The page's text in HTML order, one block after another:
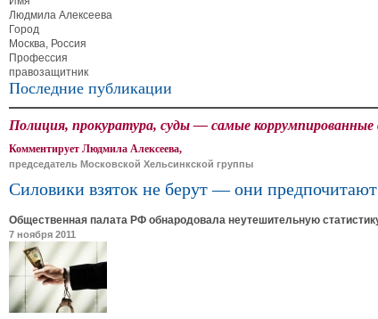
Людмила Алексеева
Город
Москва, Россия
Профессия
правозащитник
Последние публикации
Полиция, прокуратура, суды — самые
Комментирует Людмила Алексеева,
председатель Московской Хельсинкской группы
Силовики взяток не берут — они
Общественная палата РФ обнародовала неутешительную
7 ноября 2011